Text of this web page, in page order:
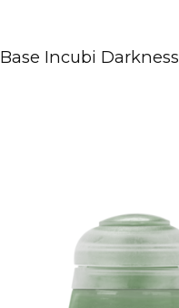
Base Incubi Darkness